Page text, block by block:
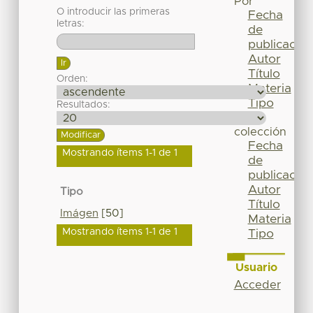
O introducir las primeras
letras:
Orden:
Resultados:
Mostrando ítems 1-1 de 1
Tipo
Imágen [50]
Mostrando ítems 1-1 de 1
Fecha
de
publicación
Autor
Título
Materia
Tipo
colección
Fecha
de
publicación
Autor
Título
Materia
Tipo
Usuario
Acceder